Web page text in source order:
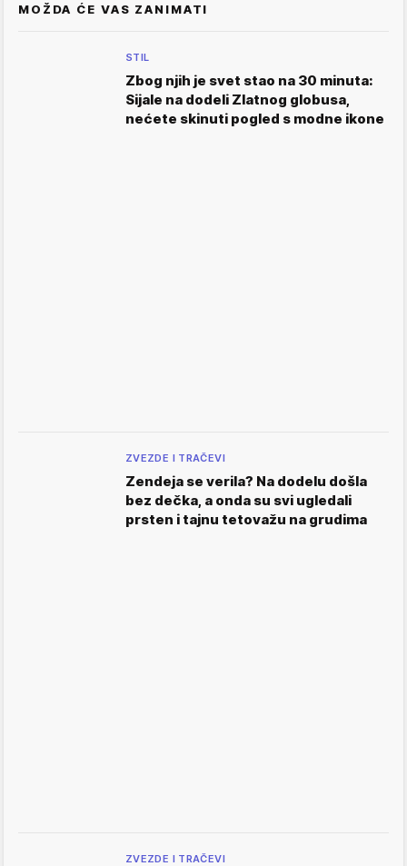
MOŽDA ĆE VAS ZANIMATI
STIL
Zbog njih je svet stao na 30 minuta:
Sijale na dodeli Zlatnog globusa,
nećete skinuti pogled s modne ikone
ZVEZDE I TRAČEVI
Zendeja se verila? Na dodelu došla
bez dečka, a onda su svi ugledali
prsten i tajnu tetovažu na grudima
ZVEZDE I TRAČEVI